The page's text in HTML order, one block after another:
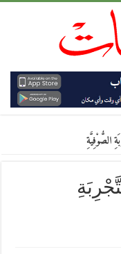
الصُّوْفِيَّةِ